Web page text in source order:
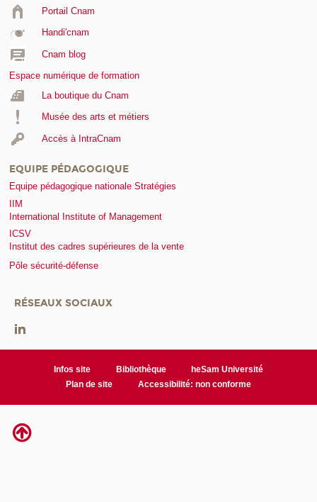
Portail Cnam
Handi'cnam
Cnam blog
Espace numérique de formation
La boutique du Cnam
Musée des arts et métiers
Accès à IntraCnam
EQUIPE PÉDAGOGIQUE
Equipe pédagogique nationale Stratégies
IIM
International Institute of Management
ICSV
Institut des cadres supérieures de la vente
Pôle sécurité-défense
RÉSEAUX SOCIAUX
Infos site Bibliothèque
heSam Université
Plan de site
Accessibilité: non conforme